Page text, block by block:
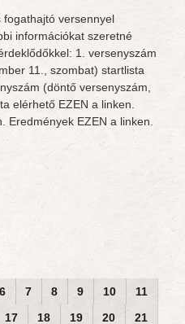
fogathajtó versennyel
információkat szeretné
1. versenyszám
11., szombat) startlista
(döntő versenyszám,
elérhető EZEN a linken.
Eredmények EZEN a linken.
6 7 8 9 10
11
17 18 19 20
21